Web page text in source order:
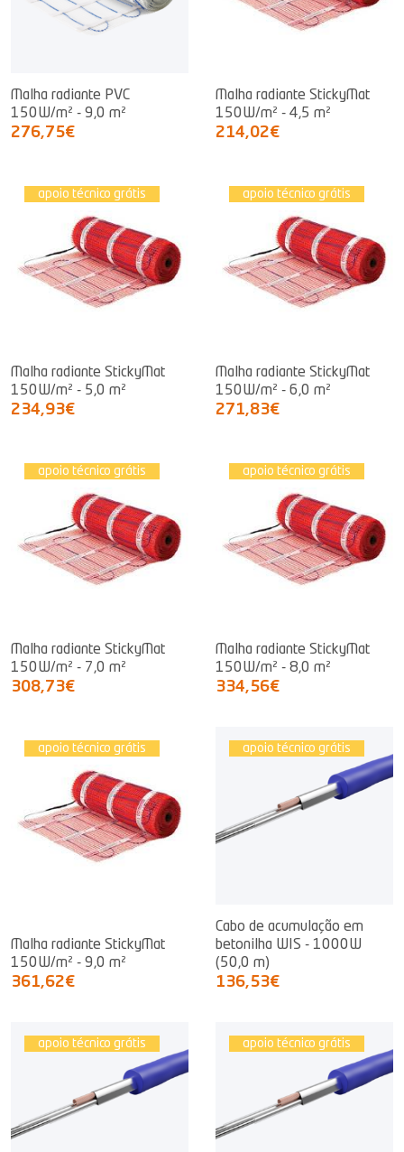
Malha radiante PVC
150W/m² - 9,0 m²
276,75€
Malha radiante StickyMat
150W/m² - 4,5 m²
214,02€
apoio técnico grátis
Malha radiante StickyMat
150W/m² - 5,0 m²
234,93€
apoio técnico grátis
Malha radiante StickyMat
150W/m² - 6,0 m²
271,83€
apoio técnico grátis
Malha radiante StickyMat
150W/m² - 7,0 m²
308,73€
apoio técnico grátis
Malha radiante StickyMat
150W/m² - 8,0 m²
334,56€
apoio técnico grátis
Malha radiante StickyMat
150W/m² - 9,0 m²
361,62€
apoio técnico grátis
Cabo de acumulação em
betonilha WIS - 1000W
(50,0 m)
136,53€
apoio técnico grátis apoio técnico grátis